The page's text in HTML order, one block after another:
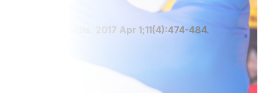
J Crohns Colitis. 2017 Apr 1;11(4):474-484.